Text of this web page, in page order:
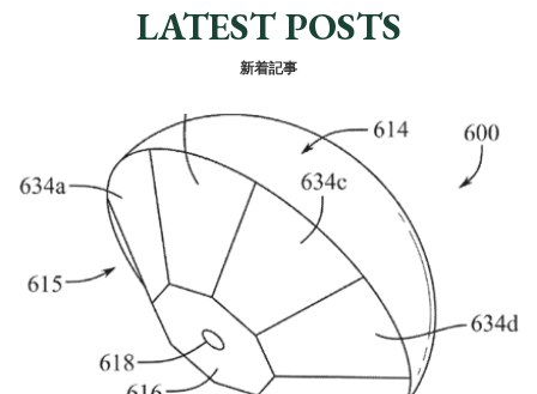
e
o
e
n
e
st
LATEST POSTS
新着記事